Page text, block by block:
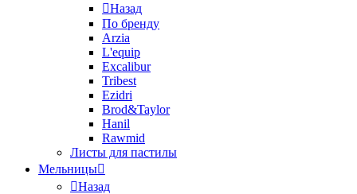
Назад
По бренду
Arzia
L'equip
Excalibur
Tribest
Ezidri
Brod&Taylor
Hanil
Rawmid
Листы для пастилы
Мельницы
Назад